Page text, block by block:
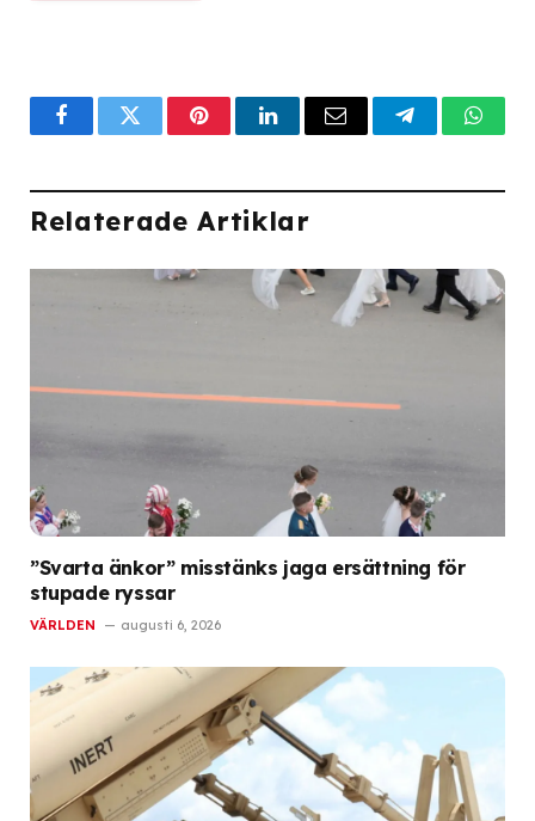
FacebookTwitterPinterestLinkedInEmail Telegram
Relaterade Artiklar
”Svarta änkor” misstänks jaga ersättning för
stupade ryssar
VÄRLDEN augusti 6, 2026